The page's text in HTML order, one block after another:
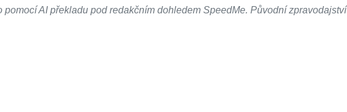
pomocí AI překladu pod redakčním dohledem SpeedMe. Původní zpravodajství